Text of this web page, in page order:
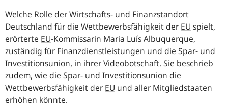
Welche Rolle der Wirtschafts- und Finanzstandort
Deutschland für die Wettbewerbsfähigkeit der EU spielt,
erörterte EU-Kommissarin Maria Luís Albuquerque,
zuständig für Finanzdienstleistungen und die Spar- und
Investitionsunion, in ihrer Videobotschaft. Sie beschrieb
zudem, wie die Spar- und Investitionsunion die
Wettbewerbsfähigkeit der EU und aller Mitgliedstaaten
erhöhen könnte.